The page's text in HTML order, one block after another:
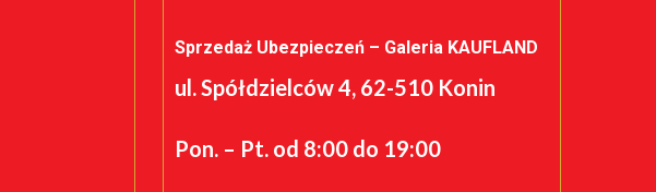
Sprzedaż Ubezpieczeń – Galeria KAUFLAND
ul. Spółdzielców 4, 62-510 Konin
Pon. – Pt. od 8:00 do 19:00